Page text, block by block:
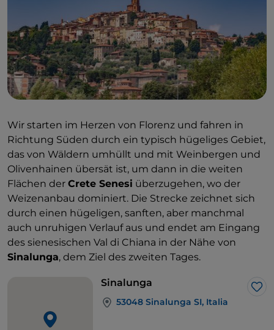
Wir starten im Herzen von Florenz und fahren in
Richtung Süden durch ein typisch hügeliges Gebiet,
das von Wäldern umhüllt und mit Weinbergen und
Olivenhainen übersät ist, um dann in die weiten
Flächen der Crete Senesi überzugehen, wo der
Weizenanbau dominiert. Die Strecke zeichnet sich
durch einen hügeligen, sanften, aber manchmal
auch unruhigen Verlauf aus und endet am Eingang
des sienesischen Val di Chiana in der Nähe von
Sinalunga, dem Ziel des zweiten Tages.
Sinalunga
53048 Sinalunga SI, Italia